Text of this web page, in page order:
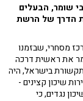
חלקו של
'הסודות מאחורי
שומר, הבעלים
הדרך של הרשת